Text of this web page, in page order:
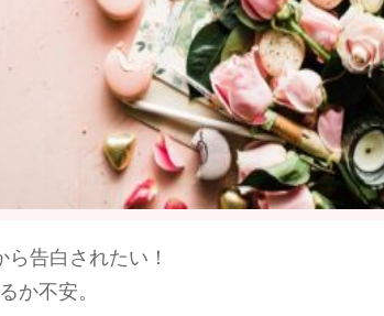
告白されたい！
か不安。